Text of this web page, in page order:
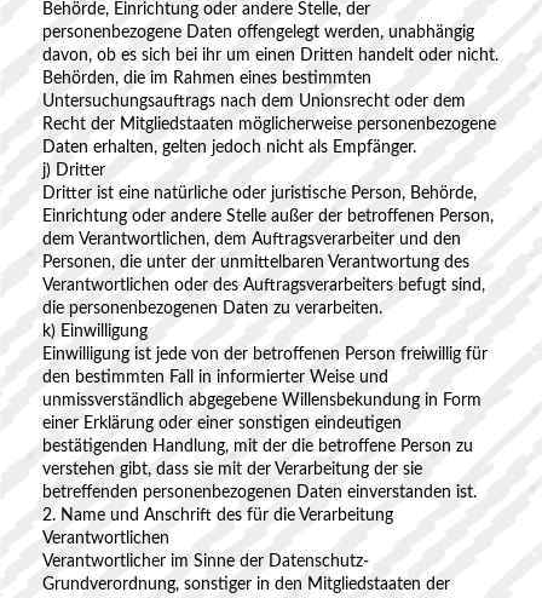
Behörde, Einrichtung oder andere Stelle, der
personenbezogene Daten offengelegt werden, unabhängig
davon, ob es sich bei ihr um einen Dritten handelt oder nicht.
Behörden, die im Rahmen eines bestimmten
Untersuchungsauftrags nach dem Unionsrecht oder dem
Recht der Mitgliedstaaten möglicherweise personenbezogene
Daten erhalten, gelten jedoch nicht als Empfänger.
j) Dritter
Dritter ist eine natürliche oder juristische Person, Behörde,
Einrichtung oder andere Stelle außer der betroffenen Person,
dem Verantwortlichen, dem Auftragsverarbeiter und den
Personen, die unter der unmittelbaren Verantwortung des
Verantwortlichen oder des Auftragsverarbeiters befugt sind,
die personenbezogenen Daten zu verarbeiten.
k) Einwilligung
Einwilligung ist jede von der betroffenen Person freiwillig für
den bestimmten Fall in informierter Weise und
unmissverständlich abgegebene Willensbekundung in Form
einer Erklärung oder einer sonstigen eindeutigen
bestätigenden Handlung, mit der die betroffene Person zu
verstehen gibt, dass sie mit der Verarbeitung der sie
betreffenden personenbezogenen Daten einverstanden ist.
2. Name und Anschrift des für die Verarbeitung
Verantwortlichen
Verantwortlicher im Sinne der Datenschutz-
Grundverordnung, sonstiger in den Mitgliedstaaten der